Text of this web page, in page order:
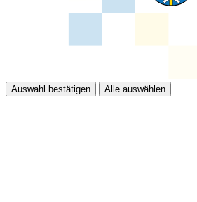
Auswahl bestätigen Alle auswählen